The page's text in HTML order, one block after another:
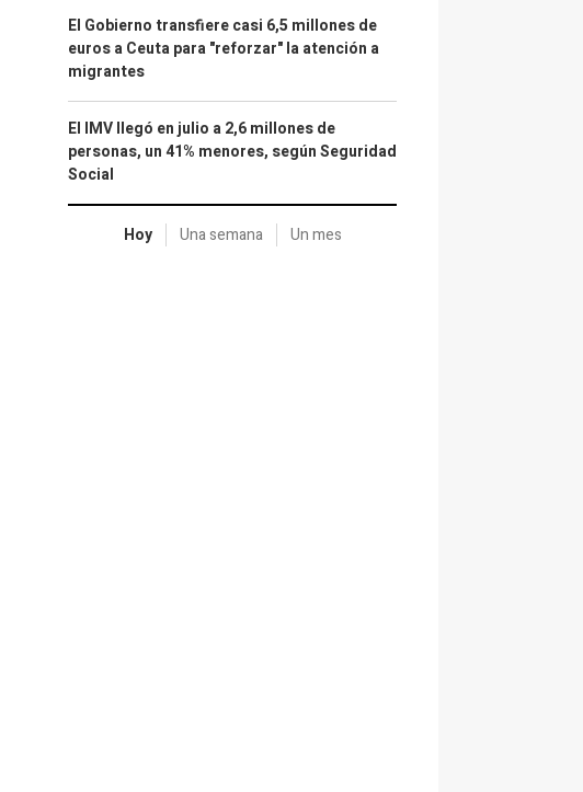
El Gobierno transfiere casi 6,5 millones de
euros a Ceuta para "reforzar" la atención a
migrantes
El IMV llegó en julio a 2,6 millones de
personas, un 41% menores, según Seguridad
Social
Hoy Una semana Un mes